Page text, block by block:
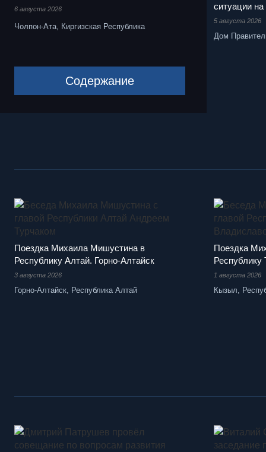
6 августа 2026
Чолпон-Ата, Киргизская Республика
Содержание
ситуации
5 августа 2026
Дом
Поездка Михаила Мишустина в
Республику Алтай. Горно-Алтайск
3 августа 2026
Горно-Алтайск, Республика Алтай
Поездка
1 августа 2026
Кызыл,